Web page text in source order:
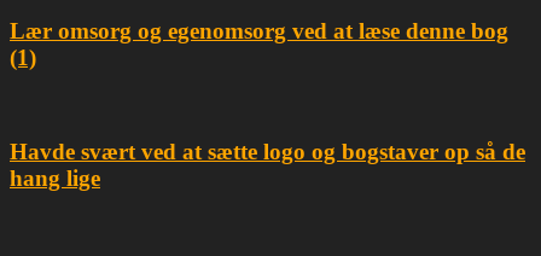
Lær omsorg og egenomsorg ved at læse denne bog
(1)
Havde svært ved at sætte logo og bogstaver op så de
hang lige